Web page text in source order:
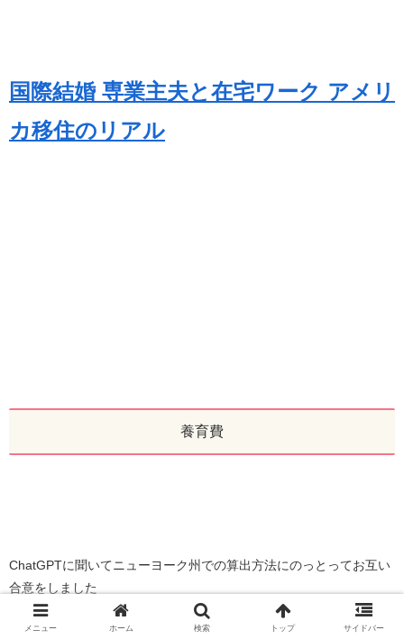
国際結婚 専業主夫と在宅ワーク アメリ
カ移住のリアル
養育費
ChatGPTに聞いてニューヨーク州での算出方法にのっとってお互い
合意をしました
（あくまでも参考で、この計算方法が正解ではありません）
メニュー ホーム 検索 トップ サイドバー